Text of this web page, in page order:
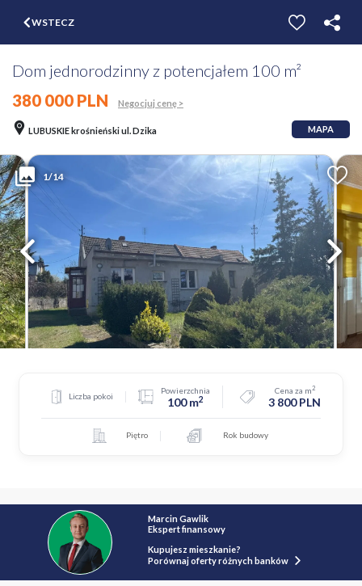
WSTECZ
Dom jednorodzinny z potencjałem 100 m²
380 000 PLN
Negocjuj cenę >
LUBUSKIE krośnieński ul. Dzika MAPA
1/14
Liczba pokoi
Powierzchnia
100 m2
Cena za m2
3 800 PLN
Piętro Rok budowy
Marcin Gawlik
Ekspert finansowy
Kupujesz mieszkanie?
Porównaj oferty różnych banków